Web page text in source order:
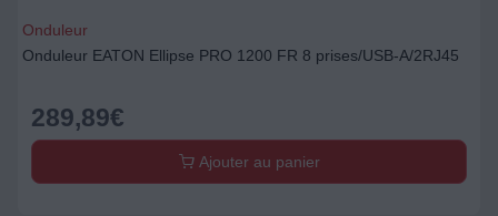
Onduleur
Onduleur EATON Ellipse PRO 1200 FR 8 prises/USB-A/2RJ45
289,89€
Ajouter au panier